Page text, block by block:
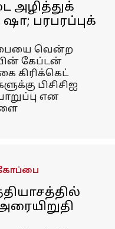
அழித்துக்
பரபரப்புக்
வென்ற
கேப்டன்
கிரிக்கெட்
பிசிசிஐ
என